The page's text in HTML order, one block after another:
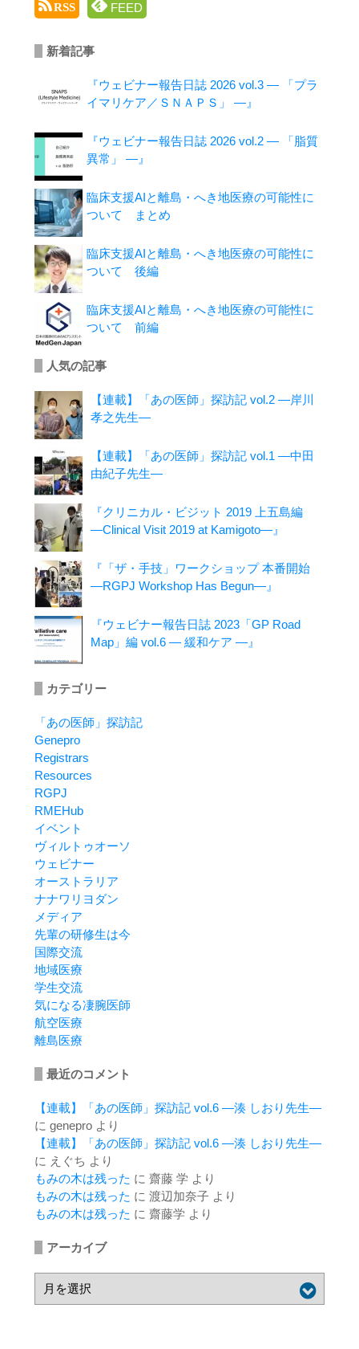
RSS FEED
新着記事
『ウェビナー報告日誌 2026 vol.3 ― 「プラ
イマリケア／ＳＮＡＰＳ」 ―』
『ウェビナー報告日誌 2026 vol.2 ― 「脂質
異常」 ―』
臨床支援AIと離島・へき地医療の可能性に
ついて まとめ
臨床支援AIと離島・へき地医療の可能性に
ついて 後編
臨床支援AIと離島・へき地医療の可能性に
ついて 前編
人気の記事
【連載】「あの医師」探訪記 vol.2 ―岸川
孝之先生―
【連載】「あの医師」探訪記 vol.1 ―中田
由紀子先生―
『クリニカル・ビジット 2019 上五島編
―Clinical Visit 2019 at Kamigoto―』
『「ザ・手技」ワークショップ 本番開始
―RGPJ Workshop Has Begun―』
『ウェビナー報告日誌 2023「GP Road
Map」編 vol.6 ― 緩和ケア ―』
カテゴリー
「あの医師」探訪記
Genepro
Registrars
Resources
RGPJ
RMEHub
イベント
ヴィルトゥオーソ
ウェビナー
オーストラリア
ナナワリヨダン
メディア
先輩の研修生は今
国際交流
地域医療
学生交流
気になる凄腕医師
航空医療
離島医療
最近のコメント
【連載】「あの医師」探訪記 vol.6 ―湊 しおり先生―
に geneproより
【連載】「あの医師」探訪記 vol.6 ―湊 しおり先生―
に えぐち より
もみの木は残った に 齋藤 学 より
もみの木は残った に 渡辺加奈子より
もみの木は残った に 齋藤学 より
アーカイブ